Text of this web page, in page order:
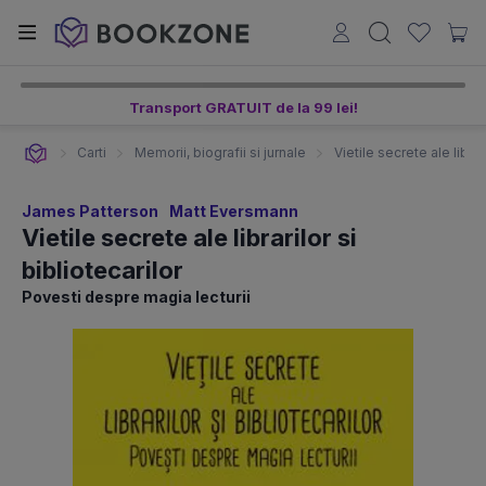
Transport GRATUIT de la 99 lei!
Carti Memorii, biografii si jurnale Vietile secrete ale
James Patterson Matt Eversmann
Vietile secrete ale librarilor si
bibliotecarilor
Povesti despre magia lecturii